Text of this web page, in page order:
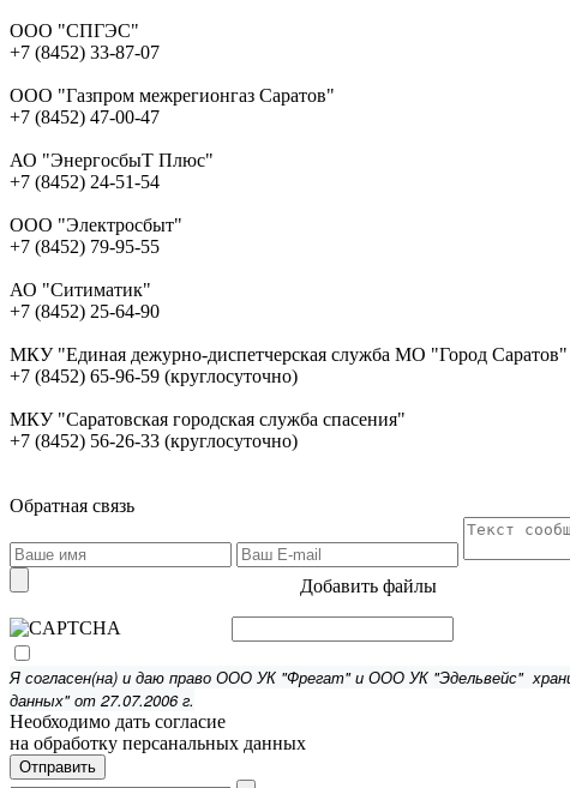
ООО "СПГЭС"
+7 (8452) 33-87-07
ООО "Газпром межрегионгаз Саратов"
+7 (8452) 47-00-47
АО "ЭнергосбыТ Плюс"
+7 (8452) 24-51-54
ООО "Электросбыт"
+7 (8452) 79-95-55
АО "Ситиматик"
+7 (8452) 25-64-90
МКУ "Единая дежурно-диспетчерская служба МО "Город Саратов"
+7 (8452) 65-96-59 (круглосуточно)
МКУ "Саратовская городская служба спасения"
+7 (8452) 56-26-33 (круглосуточно)
Обратная связь
Добавить файлы
Я согласен(на) и даю право ООО УК "Фрегат" и ООО УК "Эдельвейс"
данных" от 27.07.2006 г.
Необходимо дать согласие
на обработку персанальных данных
Отправить